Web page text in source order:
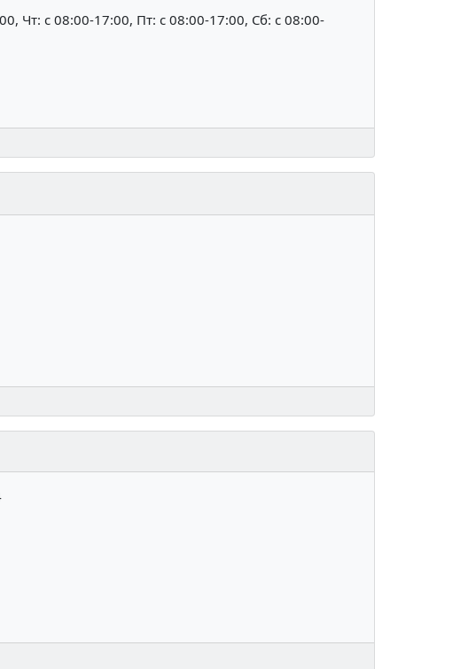
Чт: c 08:00-17:00, Пт: c 08:00-17:00, Сб: c 08:00-